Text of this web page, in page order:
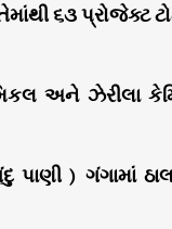
૬૩ પ્રોજેક્ટ
અને ઝેરીલા
) ગંગામાં